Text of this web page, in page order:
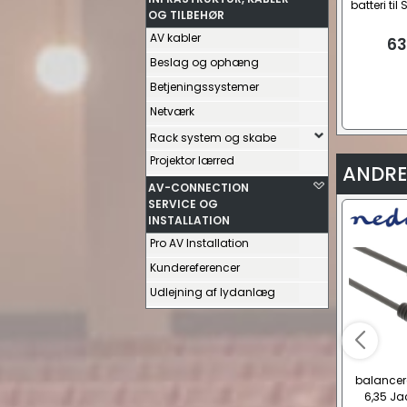
OG TILBEHØR
AV kabler
Beslag og ophæng
Betjeningssystemer
Netværk
Rack system og skabe
Projektor lærred
AV-CONNECTION
SERVICE OG
INSTALLATION
Pro AV Installation
Kundereferencer
Udlejning af lydanlæg
batteri til
6,35